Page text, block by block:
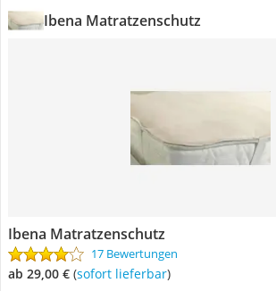
Ibena Matratzenschutz
Ibena Matratzenschutz
17 Bewertungen
ab 29,00 € ( Sofort lieferbar)